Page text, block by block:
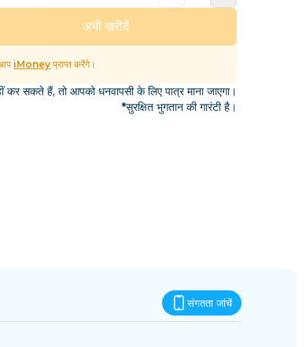
अभी खरीदें
iMoney प्राप्त करेंगे।
कर सकते हैं, तो आपको धनवापसी के लिए पात्र माना जाएगा।
*सुरक्षित भुगतान की गारंटी है।
संगतता जांचें